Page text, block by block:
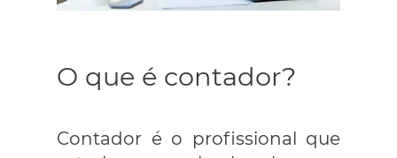
O que é contador?
Contador é o profissional que